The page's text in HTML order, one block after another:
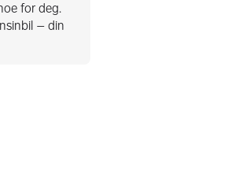
for deg.
– din